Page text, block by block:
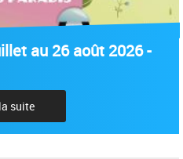
au 26 août 2026 -
suite